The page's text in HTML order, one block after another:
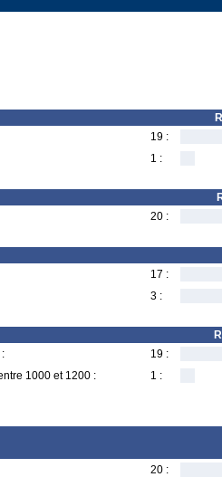
19 :
1 :
20 :
17 :
3 :
19 :
1000 et 1200 :
1 :
20 :